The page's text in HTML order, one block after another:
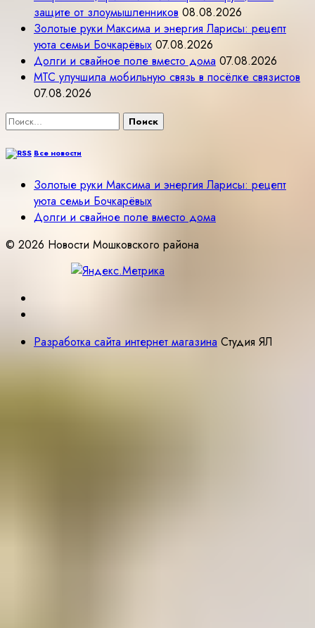
защите от злоумышленников 08.08.2026
Золотые руки Максима и энергия Ларисы: рецепт
уюта семьи Бочкарёвых 07.08.2026
Долги и свайное поле вместо дома 07.08.2026
МТС улучшила мобильную связь в посёлке связистов
07.08.2026
Найти:
Все новости
Золотые руки Максима и энергия Ларисы: рецепт
уюта семьи Бочкарёвых
Долги и свайное поле вместо дома
© 2026 Новости Мошковского района
Разработка сайта интернет магазина Студия ЯЛ